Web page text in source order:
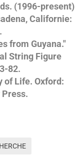
(1996-present)
Californie:
from Guyana."
String Figure
82.
of Life. Oxford: